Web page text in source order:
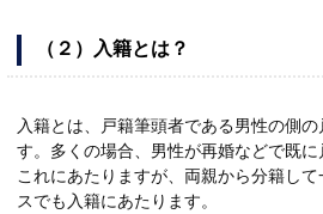
（２）入籍とは？
入籍とは、戸籍筆頭者である男性の側
す。多くの場合、男性が再婚などで既
これにあたりますが、両親から分籍し
スでも入籍にあたります。